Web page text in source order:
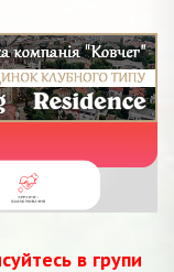
в групи